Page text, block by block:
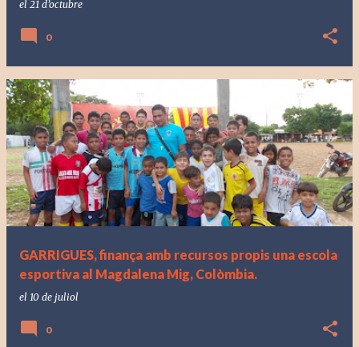
el 21 d’octubre
0
GARRIGUES, finança amb recursos propis una escola
esportiva al Magdalena Mig, Colòmbia.
el 10 de juliol
0